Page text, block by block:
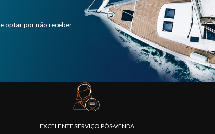
optar por não receber
EXCELENTE SERVIÇO PÓS-VENDA